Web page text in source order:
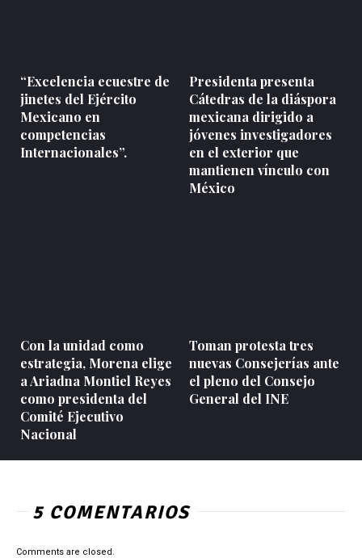
“Excelencia ecuestre de
jinetes del Ejército
Mexicano en
competencias
Internacionales”.
Presidenta presenta
Cátedras de la diáspora
mexicana dirigido a
jóvenes investigadores
en el exterior que
mantienen vínculo con
México
Con la unidad como
estrategia, Morena elige
a Ariadna Montiel Reyes
como presidenta del
Comité Ejecutivo
Nacional
Toman protesta tres
nuevas Consejerías ante
el pleno del Consejo
General del INE
5 COMENTARIOS
Comments are closed.